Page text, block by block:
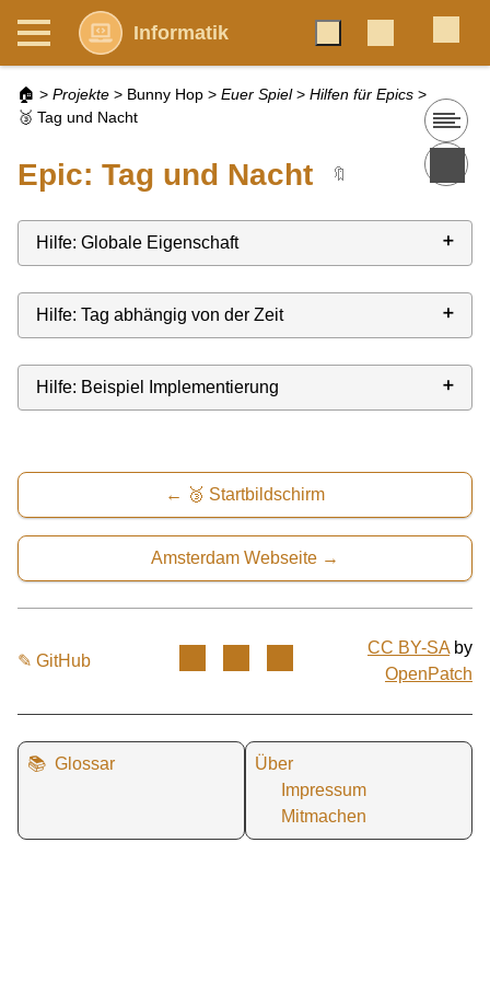
Informatik
🏠 > Projekte > Bunny Hop > Euer Spiel > Hilfen für Epics >
🥉 Tag und Nacht
Epic: Tag und Nacht 🔖
Hilfe: Globale Eigenschaft
Hilfe: Tag abhängig von der Zeit
Hilfe: Beispiel Implementierung
🥉 Startbildschirm
Amsterdam Webseite
✎ GitHub
CC BY-SA by
OpenPatch
📚 Glossar
Über
Impressum
Mitmachen